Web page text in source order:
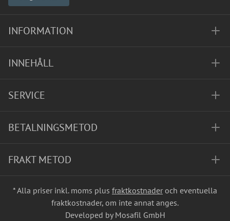
INFORMATION
INNEHÅLL
SERVICE
BETALNINGSMETOD
FRAKT METOD
* Alla priser inkl. moms plus fraktkostnader och eventuella
fraktkostnader, om inte annat anges.
Developed by Mosafil GmbH